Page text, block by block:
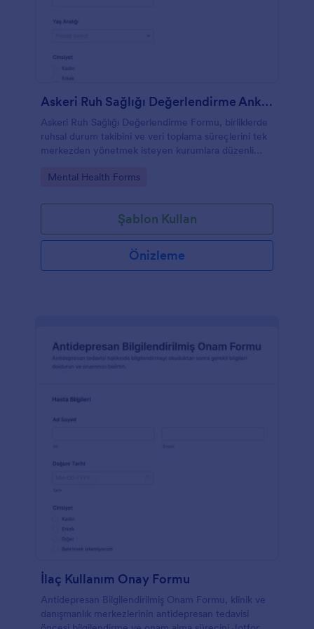
Askeri Ruh Sağlığı Değerlendirme Anketi
Askeri Ruh Sağlığı Değerlendirme Formu, birliklerde
ruhsal durum takibini ve veri toplama süreçlerini tek
merkezden yönetmek isteyen kurumlara düzenli
sunar.
Go to Category:
Mental Health Forms
Şablon Kullan
Önizleme
İlaç Kullanım Onay Formu
Antidepresan Bilgilendirilmiş Onam Formu, klinik ve
danışmanlık merkezlerinin antidepresan tedavisi